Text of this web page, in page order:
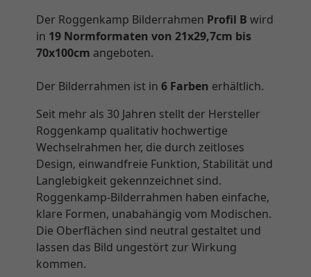
Der Roggenkamp Bilderrahmen Profil B wird
in 19 Normformaten von 21x29,7cm bis
70x100cm angeboten.
Der Bilderrahmen ist in 6 Farben erhältlich.
Seit mehr als 30 Jahren stellt der Hersteller
Roggenkamp qualitativ hochwertige
Wechselrahmen her, die durch zeitloses
Design, einwandfreie Funktion, Stabilität und
Langlebigkeit gekennzeichnet sind.
Roggenkamp-Bilderrahmen haben einfache,
klare Formen, unabahängig vom Modischen.
Die Oberflächen sind neutral gestaltet und
lassen das Bild ungestört zur Wirkung
kommen.